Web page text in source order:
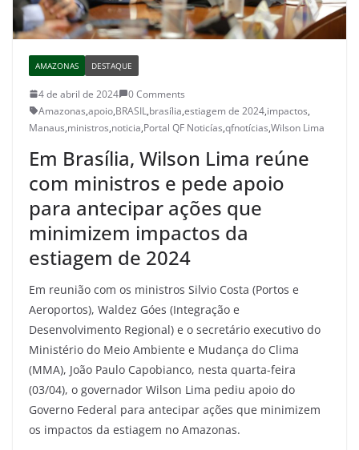
AMAZONAS DESTAQUE
4 de abril de 2024
0 Comments
Amazonas,apoio,BRASIL,brasília,estiagem de 2024,impactos,
Manaus,ministros,noticia,Portal QF Noticías,qfnotícias,Wilson Lima
Em Brasília, Wilson Lima reúne
com ministros e pede apoio
para antecipar ações que
minimizem impactos da
estiagem de 2024
Em reunião com os ministros Silvio Costa (Portos e
Aeroportos), Waldez Góes (Integração e
Desenvolvimento Regional) e o secretário executivo do
Ministério do Meio Ambiente e Mudança do Clima
(MMA), João Paulo Capobianco, nesta quarta-feira
(03/04), o governador Wilson Lima pediu apoio do
Governo Federal para antecipar ações que minimizem
os impactos da estiagem no Amazonas.